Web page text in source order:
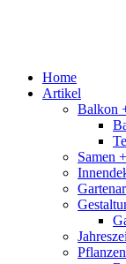
Home
Artikel
Balkon
Samen
Pflanzen